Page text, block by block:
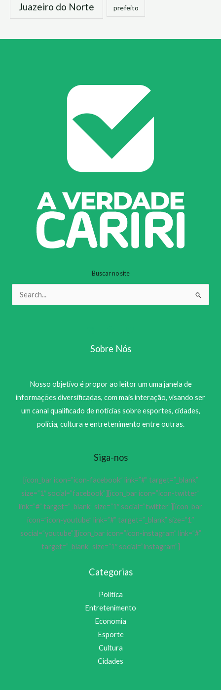
Juazeiro do Norte prefeito
Buscar no site
Pesquisar
Sobre Nós
Nosso objetivo é propor ao leitor um uma janela de
informações diversificadas, com mais interação, visando ser
um canal qualificado de notícias sobre esportes, cidades,
polícia, cultura e entretenimento entre outras.
Siga-nos
[icon_bar icon=”icon-facebook” link=”#” target=”_blank”
size=”1″ social=”facebook”][icon_bar icon=”icon-twitter”
link=”#” target=”_blank” size=”1″ social=”twitter”][icon_bar
icon=”icon-youtube” link=”#” target=”_blank” size=”1″
social=”youtube”][icon_bar icon=”icon-instagram” link=”#”
target=”_blank” size=”1″ social=”instagram”]
Categorias
Política
Entretenimento
Economia
Esporte
Cultura
Cidades